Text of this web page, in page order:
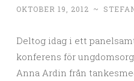
OKTOBER 19, 2012 ~
Deltog idag i ett
konferens för
Anna Ardin från